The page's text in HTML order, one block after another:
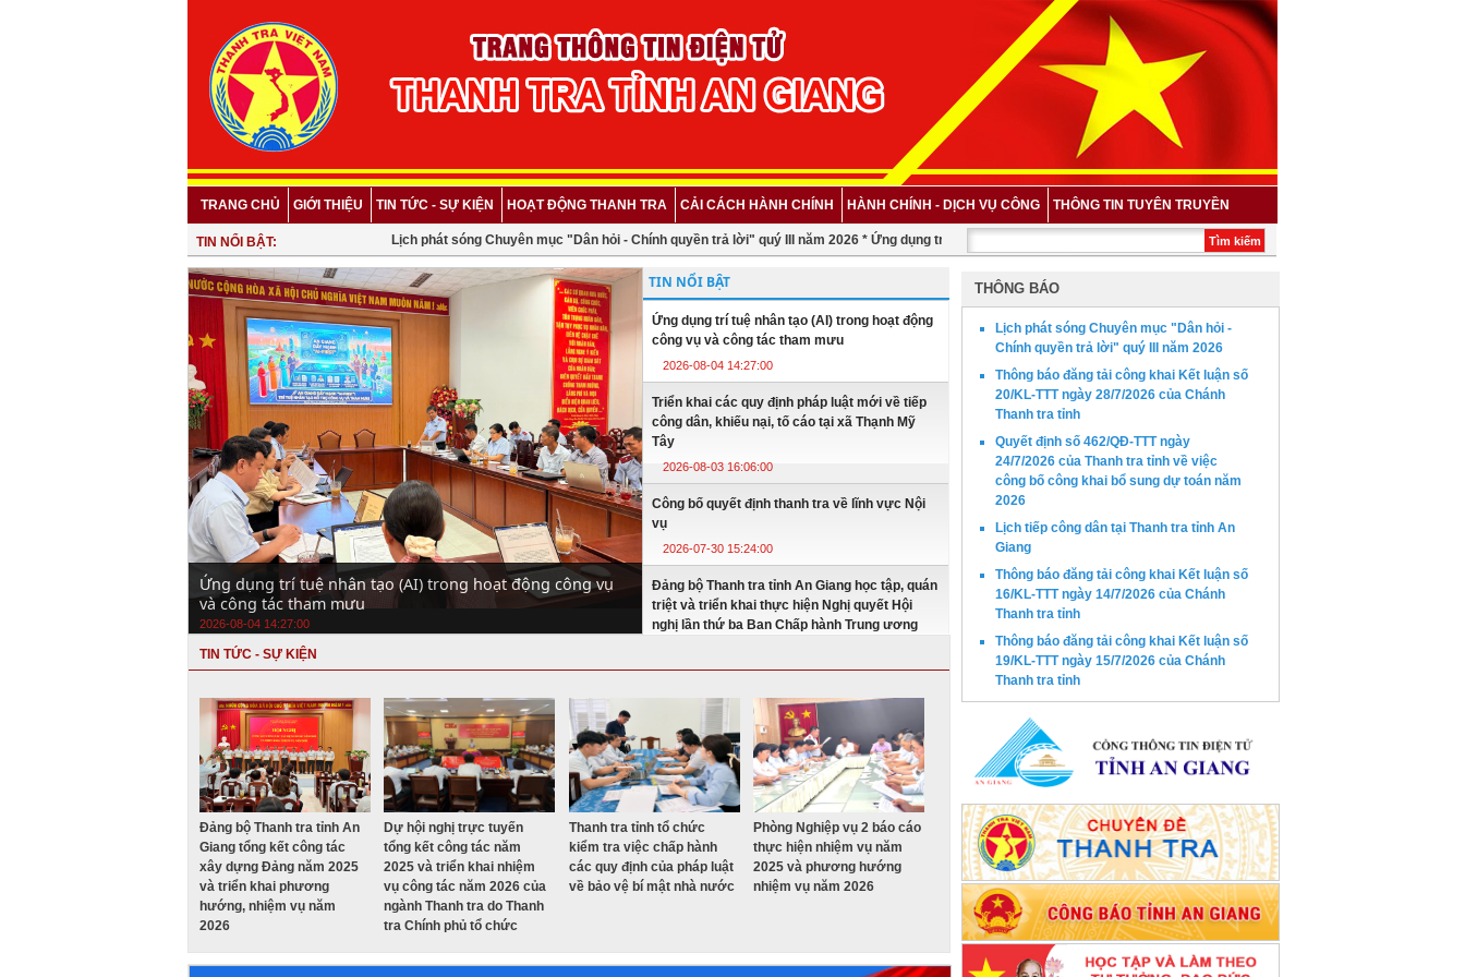
TRANG CHỦ GIỚI THIỆU TIN TỨC - SỰ KIỆN HOẠT ĐỘNG THANH TRA CẢI CÁCH HÀNH CHÍNH HÀNH CHÍNH - DỊCH VỤ CÔNG THÔNG TIN TUYÊN TRUYỀN
TIN NỔI BẬT: Lịch phát sóng Chuyên mục "Dân hỏi - Chính quyền trả lời" quý III năm 2026 *Ứng dụng trí tuệ nhân tạo (AI) trong hoạt động công vụ và công tác tham mưu *
Ứng dụng trí tuệ nhân tạo (AI) trong hoạt động công vụ
và công tác tham mưu
2026-08-04 14:27:00
TIN NỔI BẬT
Ứng dụng trí tuệ nhân tạo (AI) trong hoạt động
công vụ và công tác tham mưu
2026-08-04 14:27:00
Triển khai các quy định pháp luật mới về tiếp
công dân, khiếu nại, tố cáo tại xã Thạnh Mỹ
Tây
2026-08-03 16:06:00
Công bố quyết định thanh tra về lĩnh vực Nội
vụ
2026-07-30 15:24:00
Đảng bộ Thanh tra tỉnh An Giang học tập, quán
triệt và triển khai thực hiện Nghị quyết Hội
nghị lần thứ ba Ban Chấp hành Trung ương
2026-07-29 11:08:00
Khối thi đua số 5 tổ chức Hội nghị Sơ kết công
tác thi đua 06 tháng đầu năm 2026
2026-07-27 08:11:00
Thanh tra tỉnh An Giang công bố Kết luận
thanh tra số 19/KL-TTT ngày 15/7/2026 (Đoàn
Thanh tra theo Quyết định số 340/QĐ-TTT ngày
21/5/2026)
2026-07-20 10:45:00
TIN TỨC - SỰ KIỆN
Đảng bộ Thanh tra tỉnh An
Giang tổng kết công tác
xây dựng Đảng năm 2025
và triển khai phương
hướng, nhiệm vụ năm
2026
Dự hội nghị trực tuyến
tổng kết công tác năm
2025 và triển khai nhiệm
vụ công tác năm 2026 của
ngành Thanh tra do Thanh
tra Chính phủ tổ chức
Thanh tra tỉnh tổ chức
kiểm tra việc chấp hành
các quy định của pháp luật
về bảo vệ bí mật nhà nước
Phòng Nghiệp vụ 2 báo cáo
thực hiện nhiệm vụ năm
2025 và phương hướng
nhiệm vụ năm 2026
THÔNG BÁO
Lịch phát sóng Chuyên mục "Dân hỏi -
Chính quyền trả lời" quý III năm 2026
Thông báo đăng tải công khai Kết luận số
20/KL-TTT ngày 28/7/2026 của Chánh
Thanh tra tỉnh
Quyết định số 462/QĐ-TTT ngày
24/7/2026 của Thanh tra tỉnh về việc
công bố công khai bổ sung dự toán năm
2026
Lịch tiếp công dân tại Thanh tra tỉnh An
Giang
Thông báo đăng tải công khai Kết luận số
16/KL-TTT ngày 14/7/2026 của Chánh
Thanh tra tỉnh
Thông báo đăng tải công khai Kết luận số
19/KL-TTT ngày 15/7/2026 của Chánh
Thanh tra tỉnh